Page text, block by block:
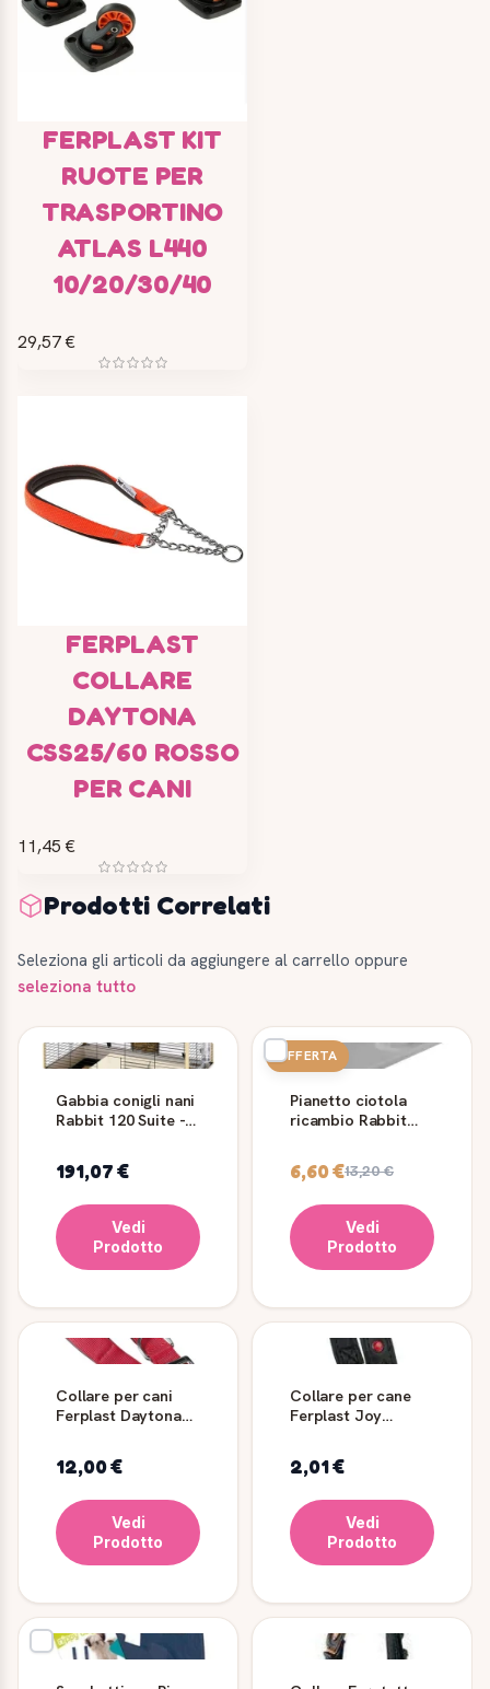
FERPLAST KIT
RUOTE PER
TRASPORTINO
ATLAS L440
10/20/30/40
29,57 €
FERPLAST
COLLARE
DAYTONA
CSS25/60 ROSSO
PER CANI
11,45 €
Prodotti Correlati
Seleziona gli articoli da aggiungere al carrello oppure
seleziona tutto
Gabbia conigli nani
Rabbit 120 Suite -
191,07 €
Vedi
Prodotto
OFFERTA
Pianetto ciotola
ricambio Rabbit
6,60 €13,20 €
Vedi
Prodotto
Collare per cani
Ferplast Daytona
12,00 €
Vedi
Prodotto
Collare per cane
Ferplast Joy
2,01 €
Vedi
Prodotto